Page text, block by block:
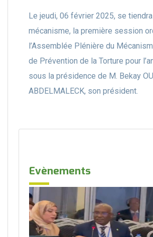
Le jeudi, 06 février 2025, se
mécanisme, la première session
l’Assemblée Plénière du
de Prévention de la Torture pour
sous la présidence de M. Bekay
ABDELMALECK, son président.
Evènements